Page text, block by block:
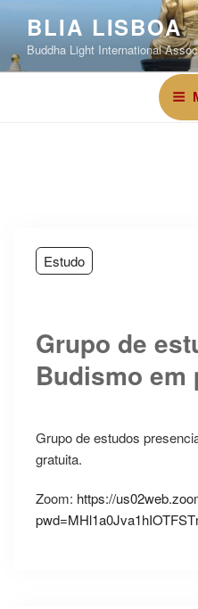
BLIA LISBOA
Buddha Light International
Estudo
Grupo de
Budismo em
Grupo de estudos
gratuita.
Zoom: https://